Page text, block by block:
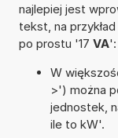
najlepiej jest
tekst, na przykład
po prostu '17 VA':
W
>') można
jednostek,
ile to kW'.